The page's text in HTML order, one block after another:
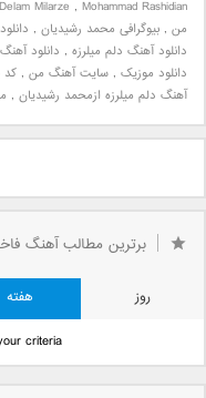
Milarze , Mohammad Rashidian
من , بیوگرافی محمد رشیدیان ,
دانلود آهنگ دلم میلرزه , دانلود
دانلود موزیک , سایت آهنگ من , کد
آهنگ دلم میلرزه ازمحمد رشیدیان ,
برترین مطالب آهنگ
روز هفته
criteria.